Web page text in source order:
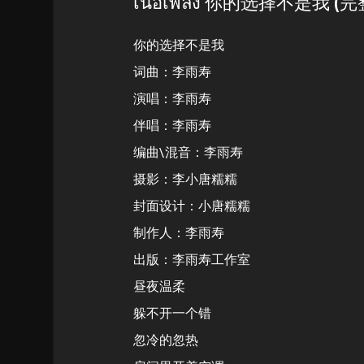
เนื้อเพลง 你的选择不是我 (完
你的选择不是我
词曲：李雨寿
演唱：李雨寿
伴唱：李雨寿
编曲\混音：李雨寿
摄影：李小唐糯糯
封面设计：小唐糯糯
制作人：李雨寿
出版：李雨寿工作室
昼夜温柔
躲不开一个错
忽冷的忽热